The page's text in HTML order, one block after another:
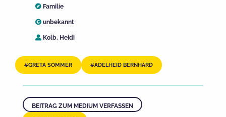
Familie
unbekannt
Kolb, Heidi
GRETA SOMMER ADELHEID BERNHARD
BEITRAG ZUM MEDIUM VERFASSEN